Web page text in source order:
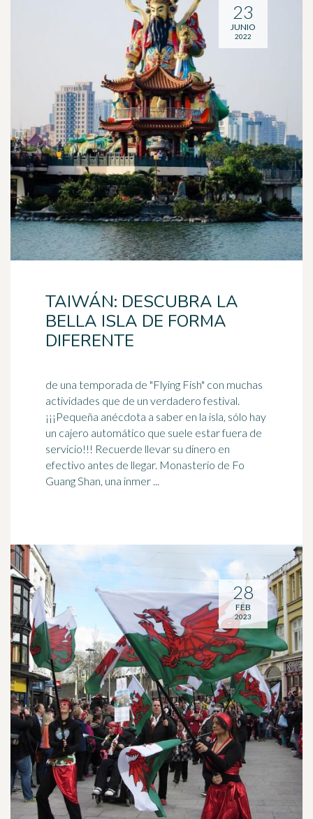
TAIWÁN: DESCUBRA LA
BELLA ISLA DE FORMA
DIFERENTE
de una temporada de "Flying Fish" con muchas
actividades que de un verdadero festival.
¡¡¡Pequeña anécdota a saber en la isla, sólo hay
un cajero automático que suele estar fuera de
servicio!!! Recuerde llevar su dinero en
efectivo antes de llegar. Monasterio de Fo
Guang Shan, una inmer ...
23
JUNIO
2022
28
FEB
2023